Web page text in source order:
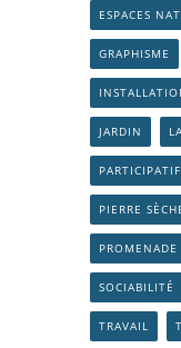
ESPACES
GRAPHISME
JARDIN
PARTICIPATIF
PIERRE
PROMENADE
SOCIABILITÉ
TRAVAIL